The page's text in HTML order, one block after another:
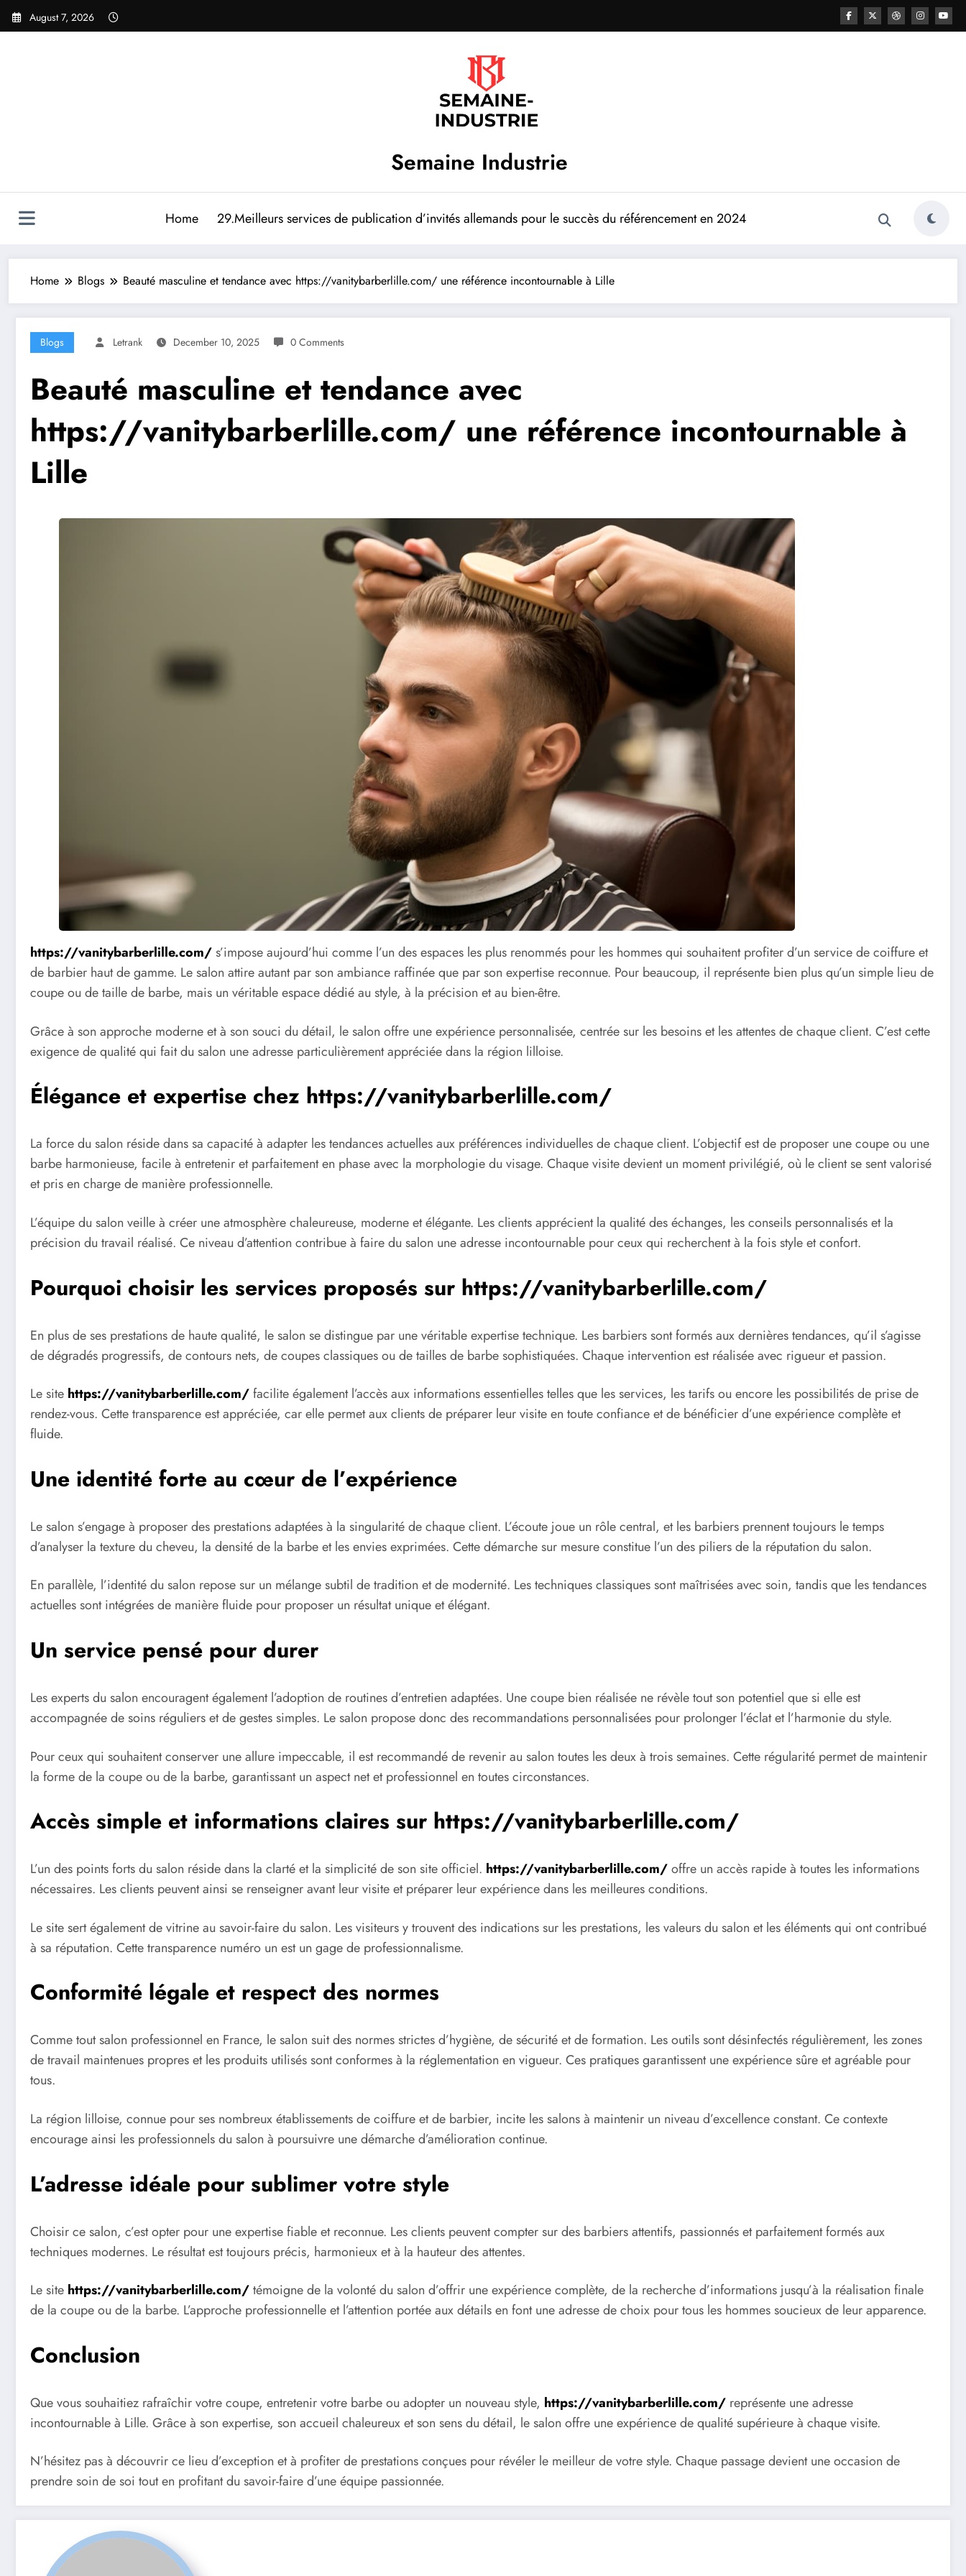
Skip
August 7, 2026
Semaine Industrie
Home 29.Meilleurs services de publication d’invités allemands pour le succès du référencement en 2024
Home Blogs Beauté masculine et tendance avec https://vanitybarberlille.com/ une référence incontournable à Lille
Blogs Letrank December 10, 2025 0 Comments
Beauté masculine et tendance avec
https://vanitybarberlille.com/ une référence incontournable à
Lille
https://vanitybarberlille.com/s’impose aujourd’hui comme l’un des espaces les plus renommés pour les hommes qui souhaitent profiter d’un service de coiffure et
de barbier haut de gamme. Le salon attire autant par son ambiance raffinée que par son expertise reconnue. Pour beaucoup, il représente bien plus qu’un simple lieu de
coupe ou de taille de barbe, mais un véritable espace dédié au style, à la précision et au bien-être.
Grâce à son approche moderne et à son souci du détail, le salon offre une expérience personnalisée, centrée sur les besoins et les attentes de chaque client. C’est cette
exigence de qualité qui fait du salon une adresse particulièrement appréciée dans la région lilloise.
Élégance et expertise chez https://vanitybarberlille.com/
La force du salon réside dans sa capacité à adapter les tendances actuelles aux préférences individuelles de chaque client. L’objectif est de proposer une coupe ou une
barbe harmonieuse, facile à entretenir et parfaitement en phase avec la morphologie du visage. Chaque visite devient un moment privilégié, où le client se sent valorisé
et pris en charge de manière professionnelle.
L’équipe du salon veille à créer une atmosphère chaleureuse, moderne et élégante. Les clients apprécient la qualité des échanges, les conseils personnalisés et la
précision du travail réalisé. Ce niveau d’attention contribue à faire du salon une adresse incontournable pour ceux qui recherchent à la fois style et confort.
Pourquoi choisir les services proposés sur https://vanitybarberlille.com/
En plus de ses prestations de haute qualité, le salon se distingue par une véritable expertise technique. Les barbiers sont formés aux dernières tendances, qu’il s’agisse
de dégradés progressifs, de contours nets, de coupes classiques ou de tailles de barbe sophistiquées. Chaque intervention est réalisée avec rigueur et passion.
Le site https://vanitybarberlille.com/facilite également l’accès aux informations essentielles telles que les services, les tarifs ou encore les possibilités de prise de
rendez-vous. Cette transparence est appréciée, car elle permet aux clients de préparer leur visite en toute confiance et de bénéficier d’une expérience complète et
fluide.
Une identité forte au cœur de l’expérience
Le salon s’engage à proposer des prestations adaptées à la singularité de chaque client. L’écoute joue un rôle central, et les barbiers prennent toujours le temps
d’analyser la texture du cheveu, la densité de la barbe et les envies exprimées. Cette démarche sur mesure constitue l’un des piliers de la réputation du salon.
En parallèle, l’identité du salon repose sur un mélange subtil de tradition et de modernité. Les techniques classiques sont maîtrisées avec soin, tandis que les tendances
actuelles sont intégrées de manière fluide pour proposer un résultat unique et élégant.
Un service pensé pour durer
Les experts du salon encouragent également l’adoption de routines d’entretien adaptées. Une coupe bien réalisée ne révèle tout son potentiel que si elle est
accompagnée de soins réguliers et de gestes simples. Le salon propose donc des recommandations personnalisées pour prolonger l’éclat et l’harmonie du style.
Pour ceux qui souhaitent conserver une allure impeccable, il est recommandé de revenir au salon toutes les deux à trois semaines. Cette régularité permet de maintenir
la forme de la coupe ou de la barbe, garantissant un aspect net et professionnel en toutes circonstances.
Accès simple et informations claires sur https://vanitybarberlille.com/
L’un des points forts du salon réside dans la clarté et la simplicité de son site officiel. https://vanitybarberlille.com/offre un accès rapide à toutes les informations
nécessaires. Les clients peuvent ainsi se renseigner avant leur visite et préparer leur expérience dans les meilleures conditions.
Le site sert également de vitrine au savoir-faire du salon. Les visiteurs y trouvent des indications sur les prestations, les valeurs du salon et les éléments qui ont contribué
à sa réputation. Cette transparence numéro un est un gage de professionnalisme.
Conformité légale et respect des normes
Comme tout salon professionnel en France, le salon suit des normes strictes d’hygiène, de sécurité et de formation. Les outils sont désinfectés régulièrement, les zones
de travail maintenues propres et les produits utilisés sont conformes à la réglementation en vigueur. Ces pratiques garantissent une expérience sûre et agréable pour
tous.
La région lilloise, connue pour ses nombreux établissements de coiffure et de barbier, incite les salons à maintenir un niveau d’excellence constant. Ce contexte
encourage ainsi les professionnels du salon à poursuivre une démarche d’amélioration continue.
L’adresse idéale pour sublimer votre style
Choisir ce salon, c’est opter pour une expertise fiable et reconnue. Les clients peuvent compter sur des barbiers attentifs, passionnés et parfaitement formés aux
techniques modernes. Le résultat est toujours précis, harmonieux et à la hauteur des attentes.
Le site https://vanitybarberlille.com/témoigne de la volonté du salon d’offrir une expérience complète, de la recherche d’informations jusqu’à la réalisation finale
de la coupe ou de la barbe. L’approche professionnelle et l’attention portée aux détails en font une adresse de choix pour tous les hommes soucieux de leur apparence.
Conclusion
Que vous souhaitiez rafraîchir votre coupe, entretenir votre barbe ou adopter un nouveau style, https://vanitybarberlille.com/ représente une adresse
incontournable à Lille. Grâce à son expertise, son accueil chaleureux et son sens du détail, le salon offre une expérience de qualité supérieure à chaque visite.
N’hésitez pas à découvrir ce lieu d’exception et à profiter de prestations conçues pour révéler le meilleur de votre style. Chaque passage devient une occasion de
prendre soin de soi tout en profitant du savoir-faire d’une équipe passionnée.